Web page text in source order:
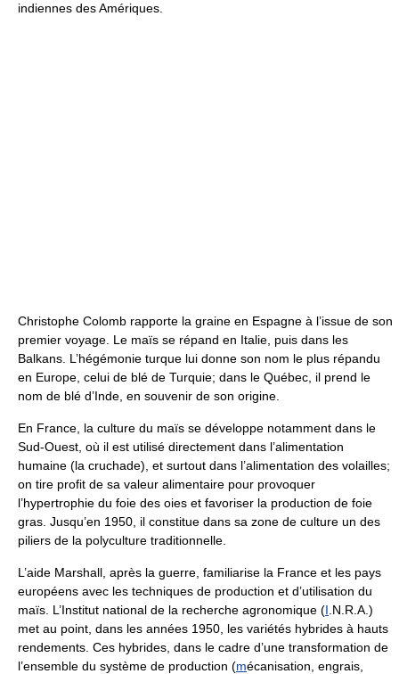
indiennes des Amériques.
Christophe Colomb rapporte la graine en Espagne à l’issue de son
premier voyage. Le maïs se répand en Italie, puis dans les
Balkans. L’hégémonie turque lui donne son nom le plus répandu
en Europe, celui de blé de Turquie; dans le Québec, il prend le
nom de blé d’Inde, en souvenir de son origine.
En France, la culture du maïs se développe notamment dans le
Sud-Ouest, où il est utilisé directement dans l’alimentation
humaine (la cruchade), et surtout dans l’alimentation des volailles;
on tire profit de sa valeur alimentaire pour provoquer
l’hypertrophie du foie des oies et favoriser la production de foie
gras. Jusqu’en 1950, il constitue dans sa zone de culture un des
piliers de la polyculture traditionnelle.
L’aide Marshall, après la guerre, familiarise la France et les pays
européens avec les techniques de production et d’utilisation du
maïs. L’Institut national de la recherche agronomique (I .N.R.A.)
met au point, dans les années 1950, les variétés hybrides à hauts
rendements. Ces hybrides, dans le cadre d’une transformation de
l’ensemble du système de production (mécanisation, engrais,